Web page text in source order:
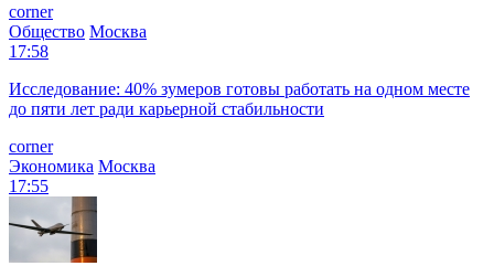
corner
Общество Москва
17:58
Исследование: 40% зумеров готовы работать на одном месте
до пяти лет ради карьерной стабильности
corner
Экономика Москва
17:55